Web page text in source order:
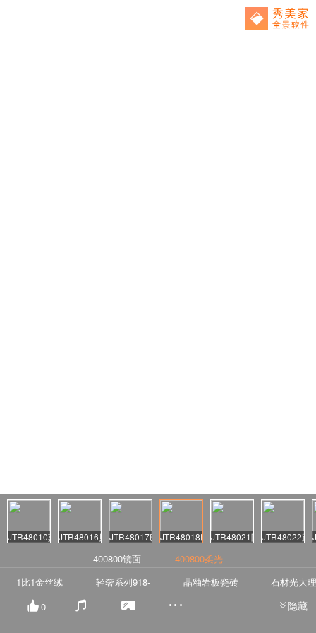
JTR48010莫兰迪米白JTR48016贝洛恩JTR48017巴莱特灰JTR48018巴莱特中灰JTR48021阿玛尼米黄
JTR48022路
400800镜面
400800柔光
1比1金丝绒
轻奢系列918-
12厚超白坯亮
晶釉岩板瓷砖
石材光大
0
隐藏